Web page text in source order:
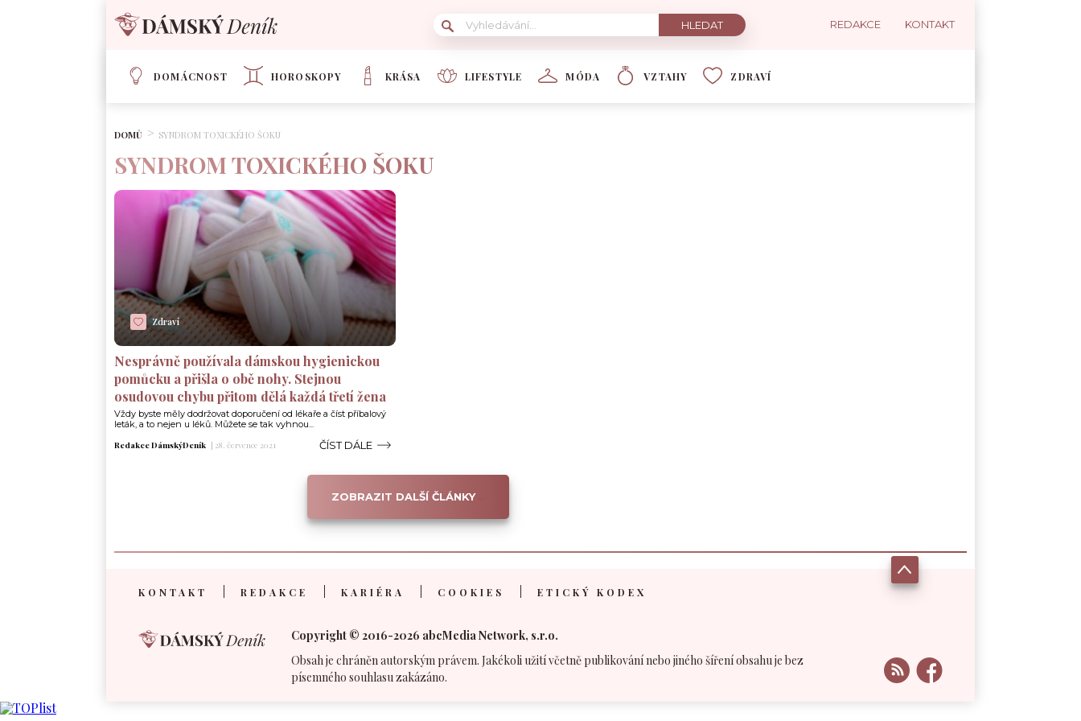
REDAKCE KONTAKT
DOMÁCNOST HOROSKOPY KRÁSA LIFESTYLE MÓDA VZTAHY ZDRAVÍ
DOMŮ SYNDROM TOXICKÉHO ŠOKU
SYNDROM TOXICKÉHO ŠOKU
Zdraví
Nesprávně používala dámskou hygienickou
pomůcku a přišla o obě nohy. Stejnou
osudovou chybu přitom dělá každá třetí žena
Vždy byste měly dodržovat doporučení od lékaře a číst příbalový
leták, a to nejen u léků. Můžete se tak vyhnou...
Redakce DámskýDeník | 28. července 2021 ČÍST DÁLE
ZOBRAZIT DALŠÍ ČLÁNKY
KONTAKT REDAKCE KARIÉRA COOKIES ETICKÝ KODEX
Copyright © 2016-2026 abcMedia Network, s.r.o.
Obsah je chráněn autorským právem. Jakékoli užití včetně publikování nebo jiného šíření obsahu je bez
písemného souhlasu zakázáno.